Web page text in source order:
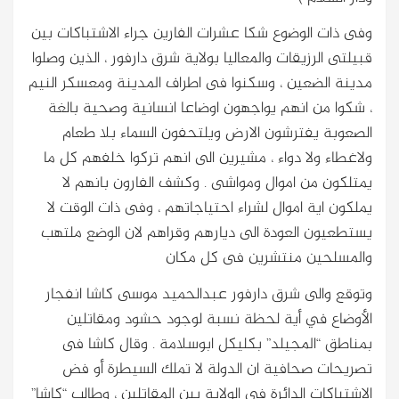
وفى ذات الوضوع شكا عشرات الفارين جراء الاشتباكات بين
قبيلتى الرزيقات والمعاليا بولاية شرق دارفور ، الذين وصلوا
مدينة الضعين ، وسكنوا فى اطراف المدينة ومعسكر النيم
، شكوا من انهم يواجهون اوضاعا انسانية وصحية بالغة
الصعوبة يفترشون الارض ويلتحفون السماء بلا طعام
ولاغطاء ولا دواء ، مشيرين الى انهم تركوا خلفهم كل ما
يمتلكون من اموال ومواشى . وكشف الفارون بانهم لا
يملكون اية اموال لشراء احتياجاتهم ، وفى ذات الوقت لا
يستطعيون العودة الى ديارهم وقراهم لان الوضع ملتهب
والمسلحين منتشرين فى كل مكان
وتوقع والى شرق دارفور عبدالحميد موسى كاشا انفجار
الأوضاع في أية لحظة نسبة لوجود حشود ومقاتلين
بمناطق “المجيلد” بكليكل ابوسلامة . وقال كاشا فى
تصريحات صحافية ان الدولة لا تملك السيطرة أو فض